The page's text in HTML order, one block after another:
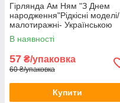
Гірлянда Ам Ням "З Днем
народження"Рідкісні моделі/
малотиражні- Українською
В наявності
57 ₴/упаковка
60 ₴/упаковка
Купити